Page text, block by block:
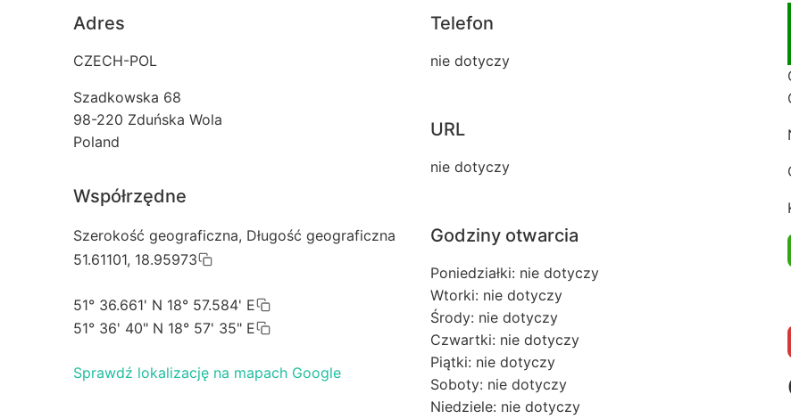
Adres
CZECH-POL
Szadkowska 68
98-220 Zduńska Wola
Poland
Współrzędne
Szerokość geograficzna, Długość geograficzna
51.61101, 18.95973
51° 36.661' N 18° 57.584' E
51° 36' 40" N 18° 57' 35" E
Sprawdź lokalizację na mapach Google
Telefon
nie dotyczy
URL
nie dotyczy
Godziny otwarcia
Poniedziałki: nie dotyczy
Wtorki: nie dotyczy
Środy: nie dotyczy
Czwartki: nie dotyczy
Piątki: nie dotyczy
Soboty: nie dotyczy
Niedziele: nie dotyczy